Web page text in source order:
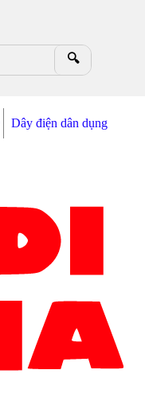
🔍
Dây điện dân dụng